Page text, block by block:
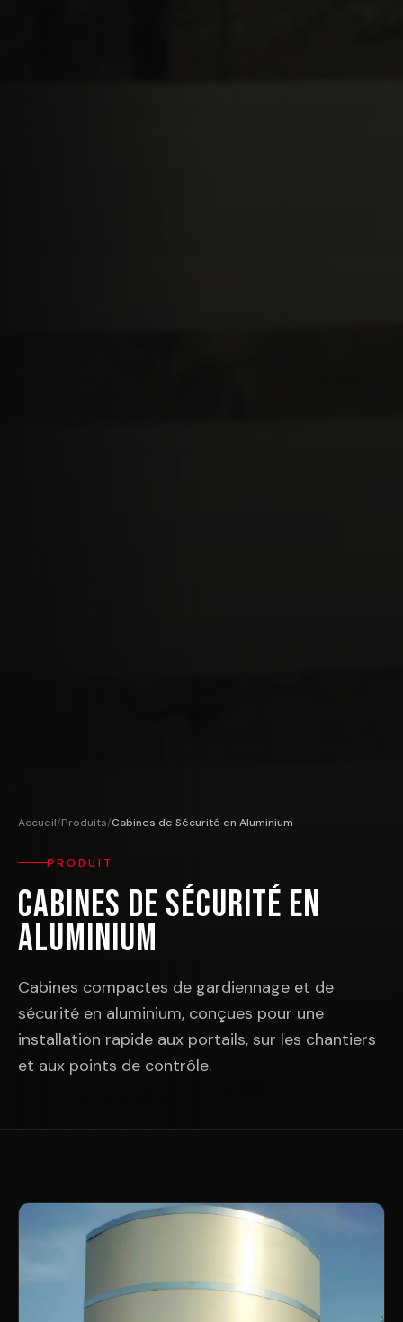
Accueil/Produits/Cabines de Sécurité en Aluminium
PRODUIT
Cabines de Sécurité en
Aluminium
Cabines compactes de gardiennage et de
sécurité en aluminium, conçues pour une
installation rapide aux portails, sur les chantiers
et aux points de contrôle.